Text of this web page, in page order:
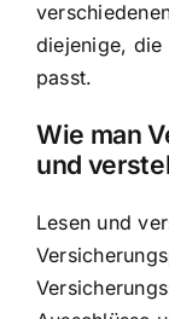
diejenige, die
passt.
Wie man
und
Lesen und